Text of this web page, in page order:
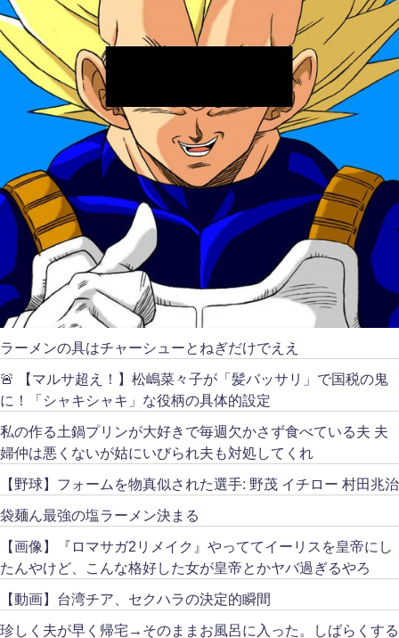
ラーメンの具はチャーシューとねぎだけでええ
🚨 【マルサ超え！】松嶋菜々子が「髪バッサリ」で国税の鬼
に！「シャキシャキ」な役柄の具体的設定
私の作る土鍋プリンが大好きで毎週欠かさず食べている夫 夫
婦仲は悪くないが姑にいびられ夫も対処してくれ
【野球】フォームを物真似された選手: 野茂 イチロー 村田兆治
袋麺ん最強の塩ラーメン決まる
【画像】『ロマサガ2リメイク』やっててイーリスを皇帝にし
たんやけど、こんな格好した女が皇帝とかヤバ過ぎるやろ
【動画】台湾チア、セクハラの決定的瞬間
珍しく夫が早く帰宅→そのままお風呂に入った。しばらくする